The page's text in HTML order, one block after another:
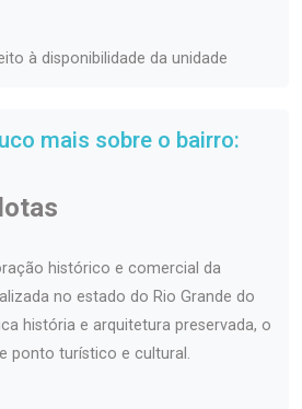
à disponibilidade da unidade
mais sobre o bairro:
histórico e comercial da
no estado do Rio Grande do
história e arquitetura preservada, o
ponto turístico e cultural.